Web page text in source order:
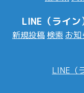
LINE（ライ
新規投稿 検索 お知
LINE（